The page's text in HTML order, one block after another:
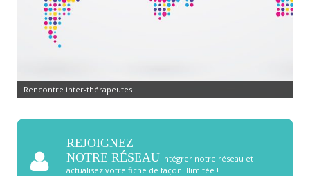
Rencontre inter-thérapeutes
REJOIGNEZ
NOTRE RÉSEAU Intégrer notre réseau et
actualisez votre fiche de façon illimitée !